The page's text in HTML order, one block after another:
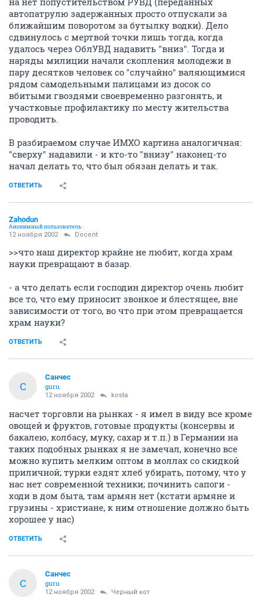
автопатрулю задержанных просто отпускали за
ближайшим поворотом за бутылку водки). Дело
сдвинулось с мертвой точки лишь тогда, когда
удалось через ОблУВД надавить "вниз". Тогда и
наряды милиции начали скопления молодежи в
пару десятков человек со "случайно" валяющимися
рядом самодельными палицами из досок со
вбитыми гвоздями своевременно разгонять, и
участковые профилактику по месту жительства
проводить.
В разбираемом случае ИМХО картина аналогичная:
"сверху" надавили - и кто-то "внизу" наконец-то
начал делать то, что был обязан делать и так.
ОТВЕТИТЬ
Zahodun
Анонимный пользователь
12 ноября 2002 Docent
>>что наш директор крайне не любит, когда храм
науки превращают в базар.
- а что делать если господин директор очень любит
все то, что ему приносит звонкое и блестящее, вне
зависимости от того, во что при этом превращается
храм науки?
ОТВЕТИТЬ
С
Санчес
guru
12 ноября 2002 kosta
насчет торговли на рынках - я имел в виду все кроме
овощей и фруктов, готовые продукты (консервы и
бакалею, колбасу, муку, сахар и т.п.) в Германии на
таких подобных рынках я не замечал, конечно все
можно купить мелким оптом в моллах со скидкой
приличной; турки ездят хлеб убирать, потому, что у
нас нет современной техники; починить сапоги -
ходи в дом быта, там армян нет (кстати армяне и
грузины - христиане, к ним отношение должно быть
хорошее у нас)
ОТВЕТИТЬ
С
Санчес
guru
12 ноября 2002 Черный кот